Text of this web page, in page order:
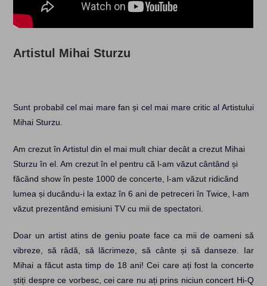
Artistul Mihai Sturzu
Sunt probabil cel mai mare fan și cel mai mare critic al Artistului
Mihai Sturzu.
Am crezut în Artistul din el mai mult chiar decât a crezut Mihai
Sturzu în el. Am crezut în el pentru că l-am văzut cântând și
făcând show în peste 1000 de concerte, l-am văzut ridicând
lumea și ducându-i la extaz în 6 ani de petreceri în Twice, l-am
văzut prezentând emisiuni TV cu mii de spectatori.
Doar un artist atins de geniu poate face ca mii de oameni să
vibreze, să râdă, să lăcrimeze, să cânte și să danseze. Iar
Mihai a făcut asta timp de 18 ani! Cei care ați fost la concerte
știți despre ce vorbesc, cei care nu ați prins niciun concert Hi-Q